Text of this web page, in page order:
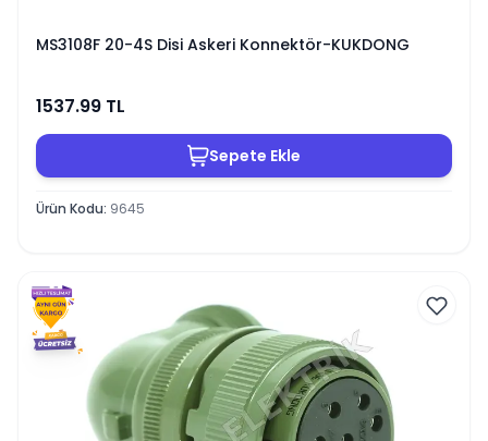
MS3108F 20-4S Disi Askeri Konnektör-KUKDONG
1537.99 TL
Sepete Ekle
Ürün Kodu: 9645